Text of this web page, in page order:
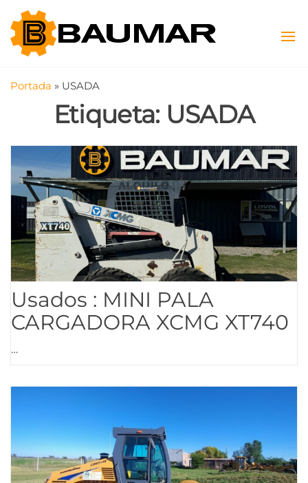
Saltar
contenido
Portada » USADA
Etiqueta: USADA
Usados : MINI PALA
CARGADORA XCMG XT740
…